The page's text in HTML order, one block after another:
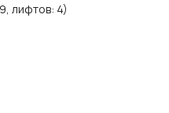
лифтов: 4)